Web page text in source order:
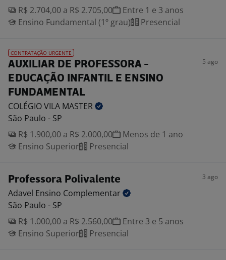
R$ 2.704,00 a R$ 2.705,00
Entre 1 e 3 anos
Ensino Fundamental (1º grau)
Presencial
CONTRATAÇÃO URGENTE
AUXILIAR DE PROFESSORA -
EDUCAÇÃO INFANTIL E ENSINO
FUNDAMENTAL
5 ago
COLÉGIO VILA MASTER
São Paulo - SP
R$ 1.900,00 a R$ 2.000,00
Menos de 1 ano
Ensino Superior
Presencial
Professora Polivalente 3 ago
Adavel Ensino Complementar
São Paulo - SP
R$ 1.000,00 a R$ 2.560,00
Entre 3 e 5 anos
Ensino Superior
Presencial